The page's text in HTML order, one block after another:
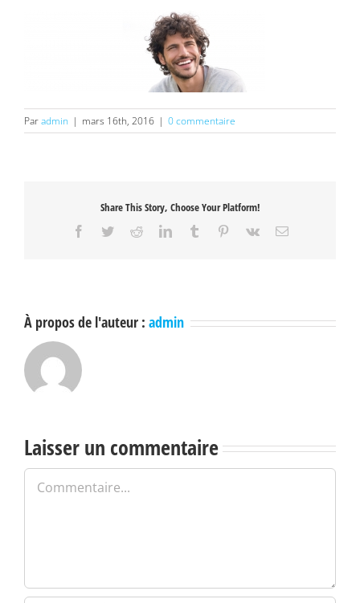
Paradmin | mars 16th, 2016 | 0 commentaire
Share This Story, Choose Your Platform!
Facebook
TwitterRedditLinkedInTumblr Pinterest
Vk Email
À propos de l'auteur : admin
Laisser un commentaire
Commentaire